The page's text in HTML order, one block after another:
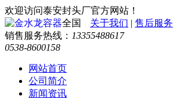
欢迎访问泰安封头厂官方网站！
关于我们 | 售后服务
全国
销售服务热线： 13355488617
0538-8600158
网站首页
公司简介
新闻资讯